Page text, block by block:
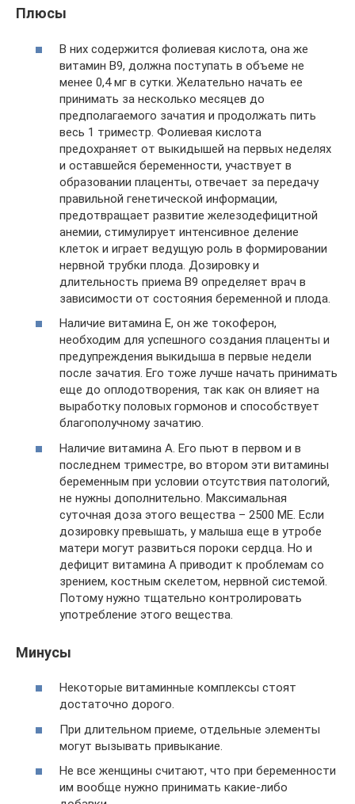
Плюсы
В них содержится фолиевая кислота, она же
витамин В9, должна поступать в объеме не
менее 0,4 мг в сутки. Желательно начать ее
принимать за несколько месяцев до
предполагаемого зачатия и продолжать пить
весь 1 триместр. Фолиевая кислота
предохраняет от выкидышей на первых неделях
и оставшейся беременности, участвует в
образовании плаценты, отвечает за передачу
правильной генетической информации,
предотвращает развитие железодефицитной
анемии, стимулирует интенсивное деление
клеток и играет ведущую роль в формировании
нервной трубки плода. Дозировку и
длительность приема В9 определяет врач в
зависимости от состояния беременной и плода.
Наличие витамина Е, он же токоферон,
необходим для успешного создания плаценты и
предупреждения выкидыша в первые недели
после зачатия. Его тоже лучше начать принимать
еще до оплодотворения, так как он влияет на
выработку половых гормонов и способствует
благополучному зачатию.
Наличие витамина А. Его пьют в первом и в
последнем триместре, во втором эти витамины
беременным при условии отсутствия патологий,
не нужны дополнительно. Максимальная
суточная доза этого вещества – 2500 МЕ. Если
дозировку превышать, у малыша еще в утробе
матери могут развиться пороки сердца. Но и
дефицит витамина А приводит к проблемам со
зрением, костным скелетом, нервной системой.
Потому нужно тщательно контролировать
употребление этого вещества.
Минусы
Некоторые витаминные комплексы стоят
достаточно дорого.
При длительном приеме, отдельные элементы
могут вызывать привыкание.
Не все женщины считают, что при беременности
им вообще нужно принимать какие-либо